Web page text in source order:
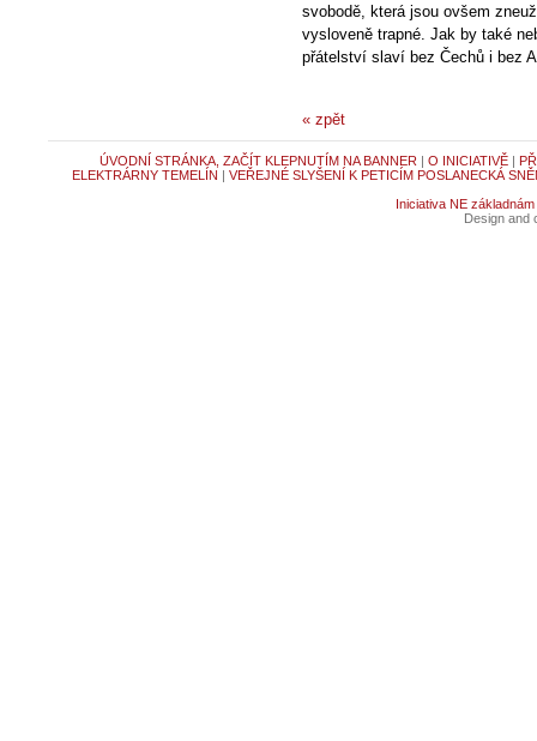
svobodě, která jsou ovšem
vysloveně trapné. Jak by také
přátelství slaví bez Čechů i bez
« zpět
ÚVODNÍ STRÁNKA, ZAČÍT KLEPNUTÍM NA BANNER | O INICIATIVĚ|
ELEKTRÁRNY TEMELÍN | VEŘEJNÉ SLYŠENÍ K PETICÍM POSLANECKÁ
Iniciativa NE základnám
Design and